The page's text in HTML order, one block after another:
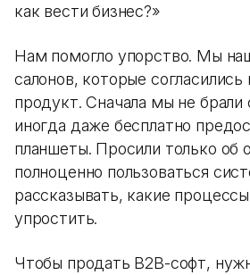
как вести бизнес?»
Нам помогло упорство. Мы
салонов, которые согласились
продукт. Сначала мы не брали
иногда даже бесплатно
планшеты. Просили только об
полноценно пользоваться
рассказывать, какие
упростить.
Чтобы продать B2B-софт,